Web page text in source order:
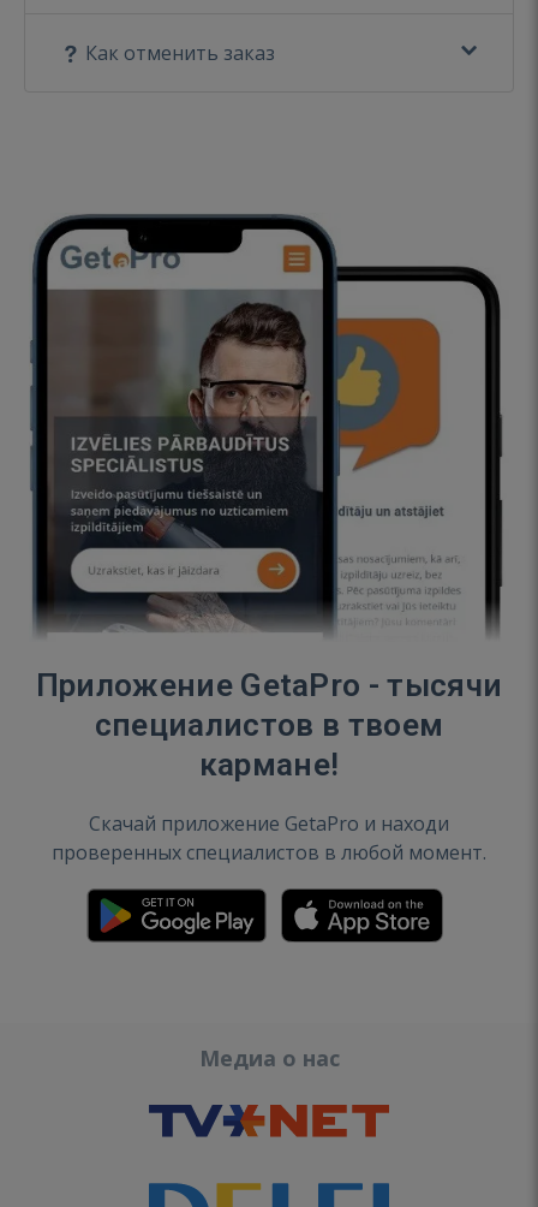
Как отменить заказ
Приложение GetaPro - тысячи
специалистов в твоем
кармане!
Скачай приложение GetaPro и находи
проверенных специалистов в любой момент.
Медиа о нас